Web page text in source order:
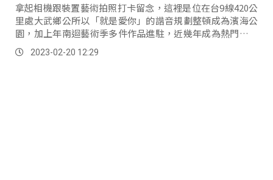
拿起相機跟裝置藝術拍照打卡留念，這裡是位在台9線420公
里處大武鄉公所以「就是愛你」的諧音規劃整頓成為濱海公
園，加上年南迴藝術季多件作品進駐，近幾年成為熱門的旅
遊景點之一。
2023-02-20 12:29